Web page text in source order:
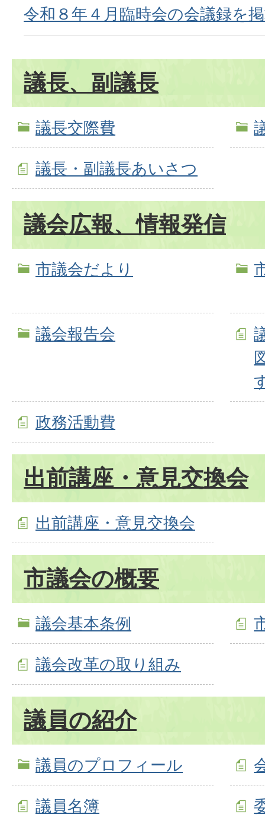
令和８年４月臨時会の会議録を
議長、副議長
議長交際費
議長・副議長あいさつ
議会広報、情報発信
市議会だより
議会報告会
政務活動費
出前講座・意見交換会
出前講座・意見交換会
市議会の概要
議会基本条例
議会改革の取り組み
議員の紹介
議員のプロフィール
議員名簿